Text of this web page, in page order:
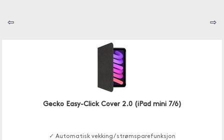
⇦ ⇨
Gecko Easy-Click Cover 2.0 (iPad mini 7/6)
✓ Automatisk vekking / strømsparefunksjon